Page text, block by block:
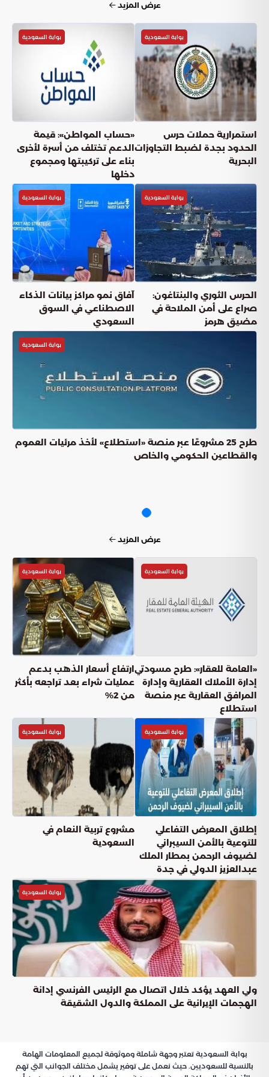
عرض المزيد
بوابة السعودية
استمرارية حملات حرس
الحدود بجدة لضبط التجاوزات
البحرية
بوابة السعودية
«حساب المواطن»: قيمة
الدعم تختلف من أسرة لأخرى
بناء على تركيبتها ومجموع
دخلها
بوابة السعودية
الحرس الثوري والبنتاغون:
صراع على أمن الملاحة في
مضيق هرمز
بوابة السعودية
آفاق نمو مراكز بيانات الذكاء
الاصطناعي في السوق
السعودي
بوابة السعودية
طرح 25 مشروعًا عبر منصة «استطلاع» لأخذ مرئيات العموم
والقطاعين الحكومي والخاص
عرض المزيد
بوابة السعودية
«العامة للعقار»: طرح مسودتي
إدارة الأملاك العقارية وإدارة
المرافق العقارية عبر منصة
استطلاع
بوابة السعودية
ارتفاع أسعار الذهب بدعم
عمليات شراء بعد تراجعه بأكثر
من 2%
بوابة السعودية
إطلاق المعرض التفاعلي
للتوعية بالأمن السيبراني
لضيوف الرحمن بمطار الملك
عبدالعزيز الدولي في جدة
بوابة السعودية
مشروع تربية النعام في
السعودية
بوابة السعودية
ولي العهد يؤكد خلال اتصال مع الرئيس الفرنسي إدانة
الهجمات الإيرانية على المملكة والدول الشقيقة
بوابة السعودية تعتبر وجهة شاملة وموثوقة لجميع المعلومات الهامة
بالنسبة للسعوديين. حيث نعمل على توفير يشمل مختلف الجوانب التي تهم